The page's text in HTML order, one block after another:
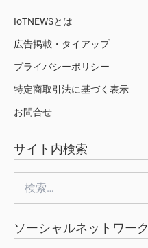
IoTNEWSとは
広告掲載・タイアップ
プライバシーポリシー
特定商取引法に基づく表示
お問合せ
サイト内検索
索:
ソーシャルネットワーク